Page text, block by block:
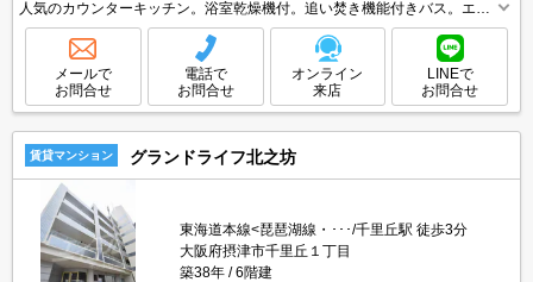
人気のカウンターキッチン。浴室乾燥機付。追い焚き機能付きバス。エア
コン2基付き。独立洗面台が便利。収納たっぷりでお部屋が広く使えます
よ。エレベーター付きのマンションタイプ。防犯カメラついてます。
メールで
お問合せ
電話で
お問合せ
オンライン
来店
LINEで
お問合せ
賃貸マンション グランドライフ北之坊
東海道本線<琵琶湖線・･･･/千里丘駅 徒歩3分
大阪府摂津市千里丘１丁目
築38年
6階建